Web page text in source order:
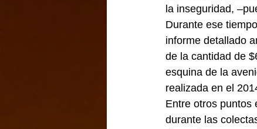
la inseguridad,
Durante ese
informe detallado
de la cantidad de
esquina de la
realizada en el
Entre otros puntos
durante las